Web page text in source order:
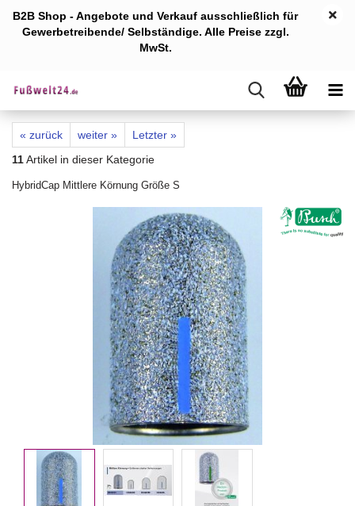
B2B Shop - Angebote und Verkauf ausschließlich für
Gewerbetreibende/ Selbständige. Alle Preise zzgl.
MwSt.
« zurück weiter »
Letzter »
11Artikel in dieser Kategorie
HybridCap Mittlere Körnung Größe S